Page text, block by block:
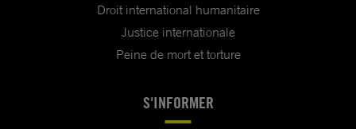
Droit international humanitaire
Justice internationale
Peine de mort et torture
S'INFORMER